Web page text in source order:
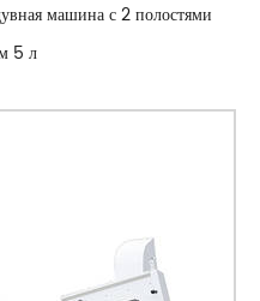
машина с 2 полостями
5 л